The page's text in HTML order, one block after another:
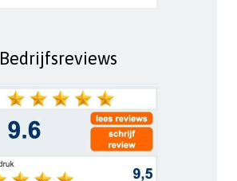
Bedrijfsreviews